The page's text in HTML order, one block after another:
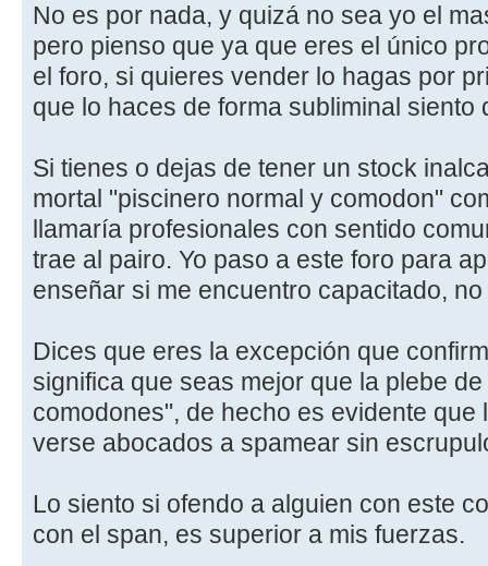
No es por nada, y quizá no sea yo el
pero pienso que ya que eres el único
el foro, si quieres vender lo hagas por
que lo haces de forma subliminal siento
Si tienes o dejas de tener un stock
mortal "piscinero normal y comodon"
llamaría profesionales con sentido
trae al pairo. Yo paso a este foro para
enseñar si me encuentro capacitado,
Dices que eres la excepción que
significa que seas mejor que la plebe
comodones", de hecho es evidente que
verse abocados a spamear sin
Lo siento si ofendo a alguien con este
con el span, es superior a mis fuerzas.